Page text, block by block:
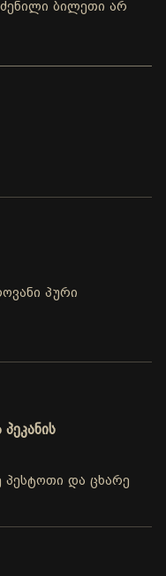
ბილეთი არ
პური
პესტოთი და ცხარე